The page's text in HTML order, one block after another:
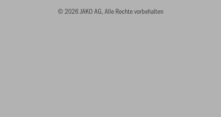
© 2026 JAKO AG, Alle Rechte vorbehalten